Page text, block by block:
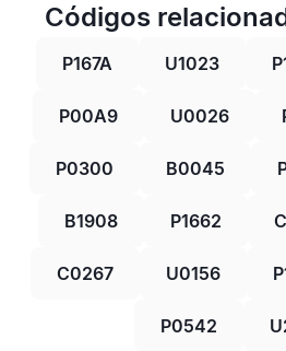
Códigos
P167A U1023
P00A9 U0026
P0300 B0045
B1908 P1662
C0267 U0156
P0542